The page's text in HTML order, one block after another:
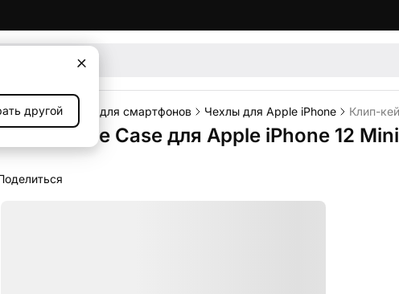
другой
Чехлы Чехлы для смартфонов Чехлы для Apple iPhone Клип-
Silicone Case для Apple iPhone 12